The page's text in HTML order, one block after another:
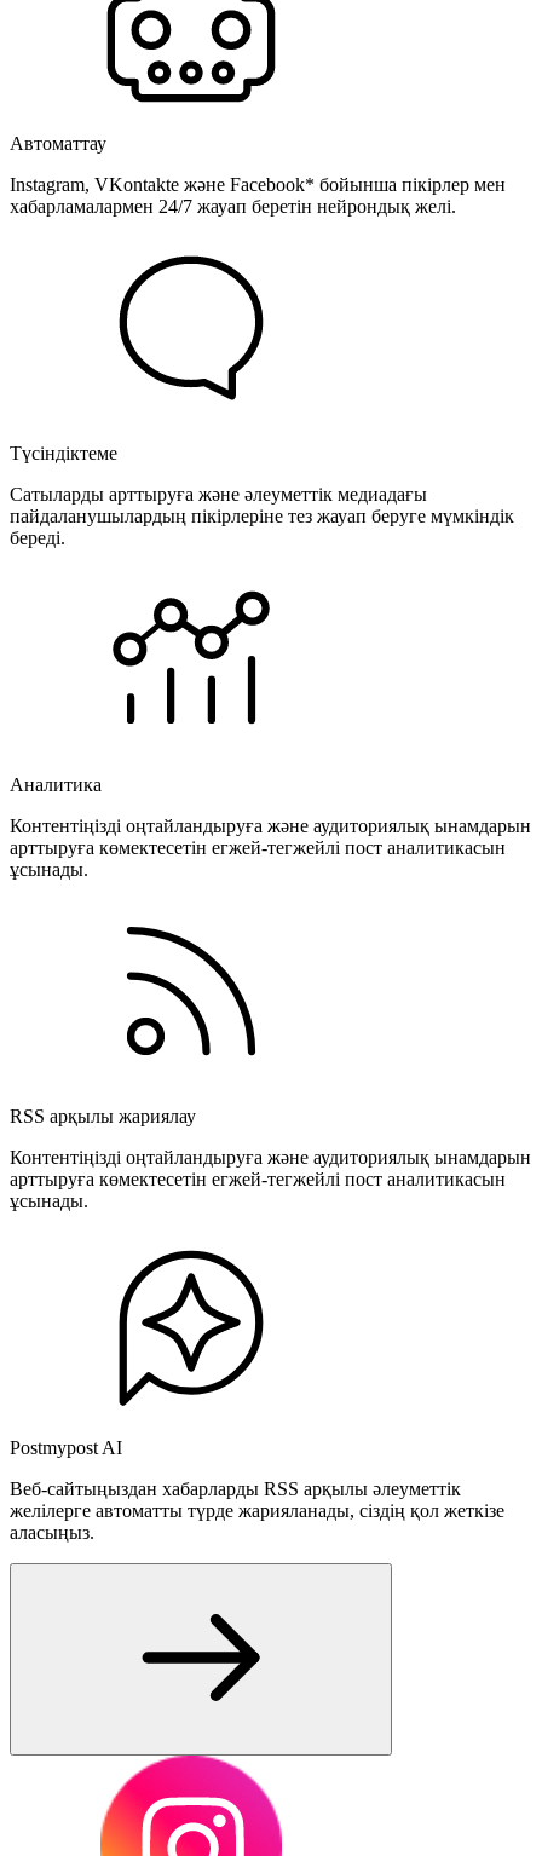
Автоматтау
Instagram, VKontakte және Facebook* бойынша пікірлер мен
хабарламалармен 24/7 жауап беретін нейрондық желі.
Түсіндіктеме
Сатыларды арттыруға және әлеуметтік медиадағы
пайдаланушылардың пікірлеріне тез жауап беруге мүмкіндік
береді.
Аналитика
Контентіңізді оңтайландыруға және аудиториялық ынамдарын
арттыруға көмектесетін егжей-тегжейлі пост аналитикасын
ұсынады.
RSS арқылы жариялау
Контентіңізді оңтайландыруға және аудиториялық ынамдарын
арттыруға көмектесетін егжей-тегжейлі пост аналитикасын
ұсынады.
Postmypost AI
Веб-сайтыңыздан хабарларды RSS арқылы әлеуметтік
желілерге автоматты түрде жарияланады, сіздің қол жеткізе
аласыңыз.